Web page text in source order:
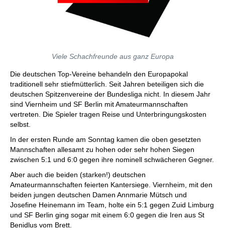
Viele Schachfreunde aus ganz Europa
Die deutschen Top-Vereine behandeln den Europapokal
traditionell sehr stiefmütterlich. Seit Jahren beteiligen sich die
deutschen Spitzenvereine der Bundesliga nicht. In diesem Jahr
sind Viernheim und SF Berlin mit Amateurmannschaften
vertreten. Die Spieler tragen Reise und Unterbringungskosten
selbst.
In der ersten Runde am Sonntag kamen die oben gesetzten
Mannschaften allesamt zu hohen oder sehr hohen Siegen
zwischen 5:1 und 6:0 gegen ihre nominell schwächeren Gegner.
Aber auch die beiden (starken!) deutschen
Amateurmannschaften feierten Kantersiege. Viernheim, mit den
beiden jungen deutschen Damen Annmarie Mütsch und
Josefine Heinemann im Team, holte ein 5:1 gegen Zuid Limburg
und SF Berlin ging sogar mit einem 6:0 gegen die Iren aus St
Benidlus vom Brett.